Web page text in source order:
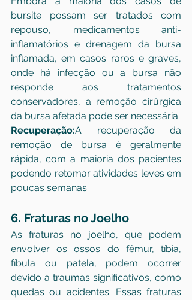
bursite possam ser tratados com
repouso, medicamentos anti-
inflamatórios e drenagem da bursa
inflamada, em casos raros e graves,
onde há infecção ou a bursa não
responde aos tratamentos
conservadores, a remoção cirúrgica
da bursa afetada pode ser necessária.
Recuperação:A recuperação da
remoção de bursa é geralmente
rápida, com a maioria dos pacientes
podendo retomar atividades leves em
poucas semanas.
6. Fraturas no Joelho
As fraturas no joelho, que podem
envolver os ossos do fêmur, tíbia,
fíbula ou patela, podem ocorrer
devido a traumas significativos, como
quedas ou acidentes. Essas fraturas